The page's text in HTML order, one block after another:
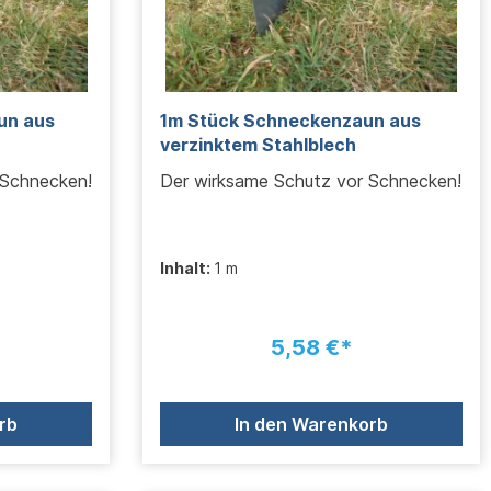
aus
1m Stück Schneckenzaun aus
verzinktem Stahlblech
Der wirksame Schutz vor Schnecken!
Inhalt: 1 m
5,58 €*
In den Warenkorb